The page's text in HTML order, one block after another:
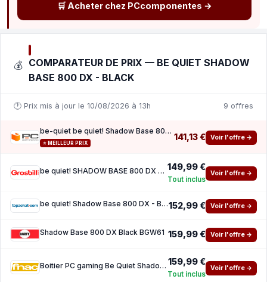
🛒 Acheter chez PCcomponentes →
💰 COMPARATEUR DE PRIX — BE QUIET SHADOW
BASE 800 DX - BLACK
🕐 Prix mis à jour le 10/08/2026 à 13h 9 offres
be-quiet be quiet! Shadow Base 800 DX Black Midi Tower Black
⭐ MEILLEUR PRIX
141,13 € Voir l'offre →
be quiet! SHADOW BASE 800 DX Black - BGW61 149,99 €
Tout inclus
Voir l'offre →
be quiet! Shadow Base 800 DX - Black ( 10 de reduction avec le code promo KOO )152,99 € Voir l'offre →
Shadow Base 800 DX Black BGW61 159,99 € Voir l'offre →
Boitier PC gaming Be Quiet Shadow Base 800 DX grand tour Black ARGB avec panneau lateral a 159,99 €
Tout inclus
Voir l'offre →